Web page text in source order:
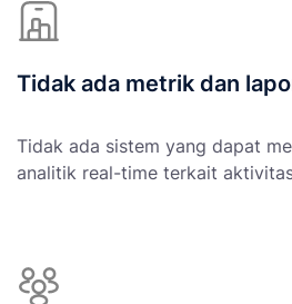
Tidak ada metrik dan
Tidak ada sistem yang dapat
analitik real-time terkait